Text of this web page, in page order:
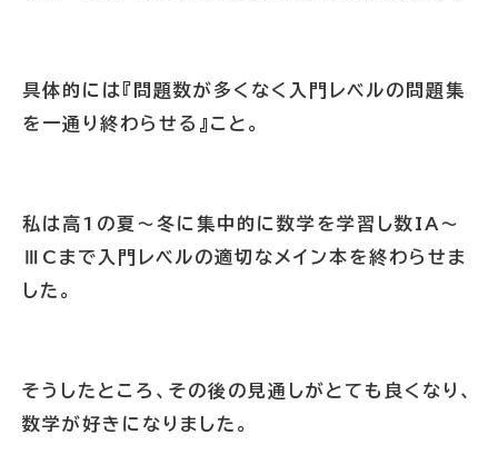
具体的には『問題数が多くなく入門レベルの問題集
を一通り終わらせる』こと。
私は高1の夏〜冬に集中的に数学を学習し数IA〜
ⅢCまで入門レベルの適切なメイン本を終わらせま
した。
そうしたところ、その後の見通しがとても良くなり、
数学が好きになりました。